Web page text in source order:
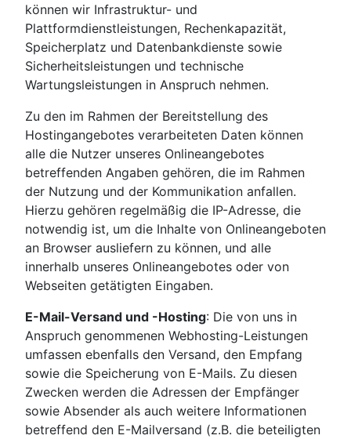
können wir Infrastruktur- und
Plattformdienstleistungen, Rechenkapazität,
Speicherplatz und Datenbankdienste sowie
Sicherheitsleistungen und technische
Wartungsleistungen in Anspruch nehmen.
Zu den im Rahmen der Bereitstellung des
Hostingangebotes verarbeiteten Daten können
alle die Nutzer unseres Onlineangebotes
betreffenden Angaben gehören, die im Rahmen
der Nutzung und der Kommunikation anfallen.
Hierzu gehören regelmäßig die IP-Adresse, die
notwendig ist, um die Inhalte von Onlineangeboten
an Browser ausliefern zu können, und alle
innerhalb unseres Onlineangebotes oder von
Webseiten getätigten Eingaben.
E-Mail-Versand und -Hosting: Die von uns in
Anspruch genommenen Webhosting-Leistungen
umfassen ebenfalls den Versand, den Empfang
sowie die Speicherung von E-Mails. Zu diesen
Zwecken werden die Adressen der Empfänger
sowie Absender als auch weitere Informationen
betreffend den E-Mailversand (z.B. die beteiligten